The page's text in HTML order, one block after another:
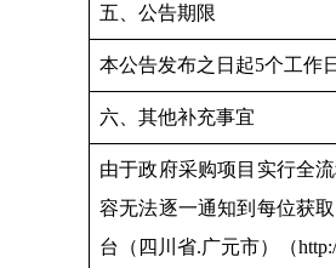
五、公告期限
本公告发布之日起5个工作日
六、其他补充事宜
由于政府采购项目实行全
容无法逐一通知到每位获
台（四川省.广元市）（